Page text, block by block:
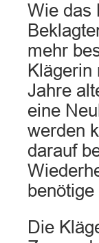
Wie das
mehr
Jahre
eine
werden
darauf
Die